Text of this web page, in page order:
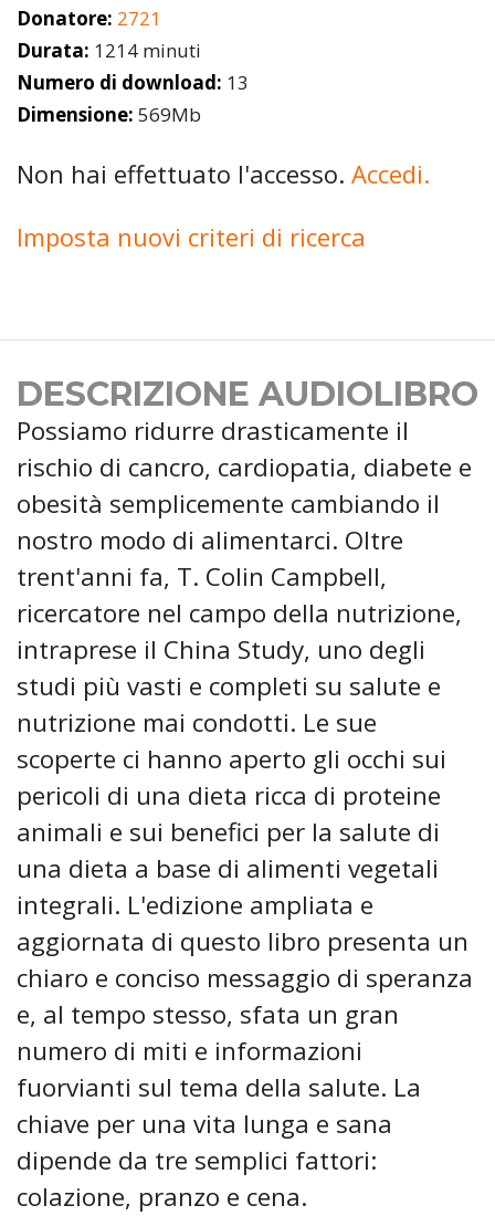
Donatore: 2721
Durata: 1214 minuti
Numero di download: 13
Dimensione: 569Mb
Non hai effettuato l'accesso. Accedi.
Imposta nuovi criteri di ricerca
DESCRIZIONE AUDIOLIBRO
Possiamo ridurre drasticamente il
rischio di cancro, cardiopatia, diabete e
obesità semplicemente cambiando il
nostro modo di alimentarci. Oltre
trent'anni fa, T. Colin Campbell,
ricercatore nel campo della nutrizione,
intraprese il China Study, uno degli
studi più vasti e completi su salute e
nutrizione mai condotti. Le sue
scoperte ci hanno aperto gli occhi sui
pericoli di una dieta ricca di proteine
animali e sui benefici per la salute di
una dieta a base di alimenti vegetali
integrali. L'edizione ampliata e
aggiornata di questo libro presenta un
chiaro e conciso messaggio di speranza
e, al tempo stesso, sfata un gran
numero di miti e informazioni
fuorvianti sul tema della salute. La
chiave per una vita lunga e sana
dipende da tre semplici fattori:
colazione, pranzo e cena.